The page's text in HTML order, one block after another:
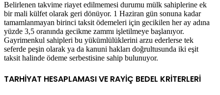
Belirlenen takvime riayet edilmemesi durumu mülk sahiplerine ek
bir mali külfet olarak geri dönüyor. 1 Haziran gün sonuna kadar
tamamlanmayan birinci taksit ödemeleri için gecikilen her ay adına
yüzde 3,5 oranında gecikme zammı işletilmeye başlanıyor.
Gayrimenkul sahipleri bu yükümlülüklerini arzu ederlerse tek
seferde peşin olarak ya da kanuni hakları doğrultusunda iki eşit
taksit halinde ödeme serbestisine sahip bulunuyor.
TARHİYAT HESAPLAMASI VE RAYİÇ BEDEL KRİTERLERİ